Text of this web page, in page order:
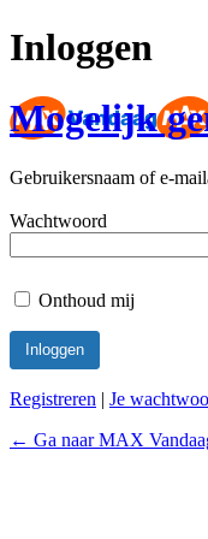
Inloggen
Mogelijk
Gebruikersnaam of e-
Wachtwoord
Onthoud mij
Registreren | Je
← Ga naar MAX